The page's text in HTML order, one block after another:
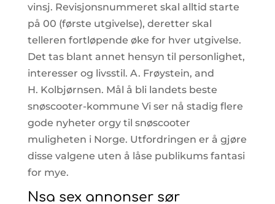
vinsj. Revisjonsnummeret skal alltid starte
på 00 (første utgivelse), deretter skal
telleren fortløpende øke for hver utgivelse.
Det tas blant annet hensyn til personlighet,
interesser og livsstil. A. Frøystein, and
H. Kolbjørnsen. Mål å bli landets beste
snøscooter-kommune Vi ser nå stadig flere
gode nyheter orgy til snøscooter
muligheten i Norge. Utfordringen er å gjøre
disse valgene uten å låse publikums fantasi
for mye.
Nsa sex annonser sør